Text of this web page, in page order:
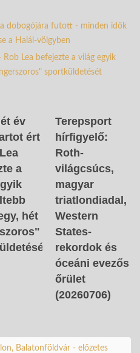
dobogójára futott - minden idők
a Halál-völgyben
Lea befejezte a világ egyik
sportküldetését
év
ért
a
hét
Terepsport
hírfigyelő:
Roth-
világcsúcs,
magyar
triatlondiadal,
Western
States-
rekordok és
óceáni evezős
őrület
(20260706)
Balatonföldvár - előzetes